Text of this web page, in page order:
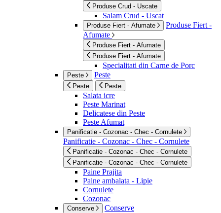
Produse Crud - Uscate
Salam Crud - Uscat
Produse Fiert - Afumate
Produse Fiert -
Afumate
Produse Fiert - Afumate
Produse Fiert - Afumate
Specialitati din Carne de Porc
Peste Peste
Peste Peste
Salata icre
Peste Marinat
Delicatese din Peste
Peste Afumat
Panificatie - Cozonac - Chec - Cornulete
Panificatie - Cozonac - Chec - Cornulete
Panificatie - Cozonac - Chec - Cornulete
Panificatie - Cozonac - Chec - Cornulete
Paine Prajita
Paine ambalata - Lipie
Cornulete
Cozonac
Conserve Conserve